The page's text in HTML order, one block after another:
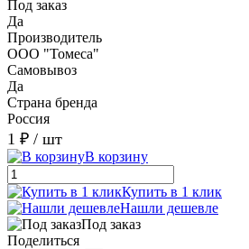
Под заказ
Да
Производитель
ООО "Томеса"
Самовывоз
Да
Страна бренда
Россия
1 ₽ / шт
В корзину
Купить в 1 клик
Нашли дешевле
Под заказ
Поделиться